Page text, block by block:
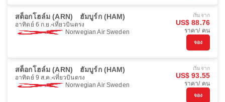
สต็อกโฮล์ม (ARN) ฮัมบูร์ก (HAM)
อาทิตย์ 6 ก.ย. เที่ยวบินตรง
Norwegian Air Sweden
เริ่มจาก
US$ 88.76
ราคา/ คน
จอง
สต็อกโฮล์ม (ARN) ฮัมบูร์ก (HAM)
อาทิตย์ 9 ส.ค. เที่ยวบินตรง
Norwegian Air Sweden
เริ่มจาก
US$ 93.55
ราคา/ คน
จอง